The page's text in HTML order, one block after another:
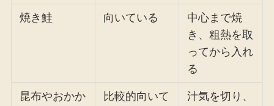
焼き鮭 向いている
中心まで焼
き、粗熱を取
ってから入れ
る
昆布やおかか
比較的向いて
汁気を切り、